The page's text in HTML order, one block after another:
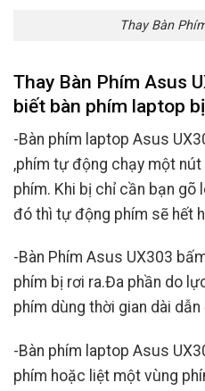
Thay Bàn
Thay Bàn Phím Asus
biết bàn phím laptop
-Bàn phím laptop Asus
,phím tự động chạy một
phím. Khi bị chỉ cần bạn gõ
đó thì tự động phím sẽ hết
-Bàn Phím Asus UX303
phím bị rơi ra.Đa phần do
phím dùng thời gian dài
-Bàn phím laptop Asus
phím hoặc liệt một vùng